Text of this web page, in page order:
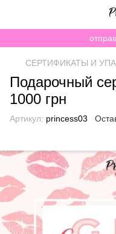
СЕРТИФИКАТЫ И
Подарочный
1000 грн
Артикул: princess03